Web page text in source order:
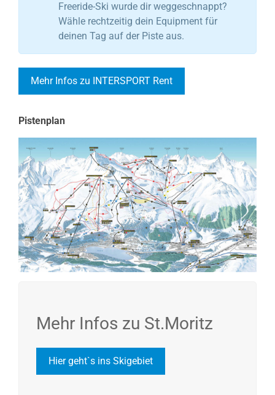
Freeride-Ski wurde dir weggeschnappt?
Wähle rechtzeitig dein Equipment für
deinen Tag auf der Piste aus.
Mehr Infos zu INTERSPORT Rent
Pistenplan
Mehr Infos zu St.Moritz
Hier geht`s ins Skigebiet